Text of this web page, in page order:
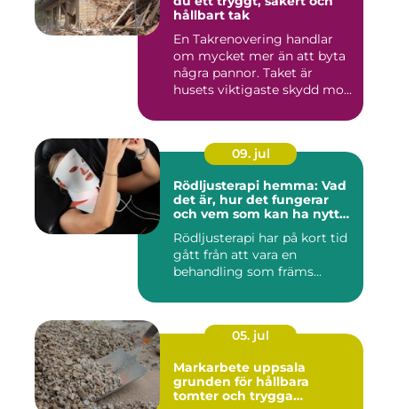
hållbart tak
En Takrenovering handlar
om mycket mer än att byta
några pannor. Taket är
husets viktigaste skydd mo...
09. jul
Rödljusterapi hemma: Vad
det är, hur det fungerar
och vem som kan ha nytta
Rödljusterapi har på kort tid
gått från att vara en
behandling som främs...
05. jul
Markarbete uppsala
grunden för hållbara
tomter och trygga